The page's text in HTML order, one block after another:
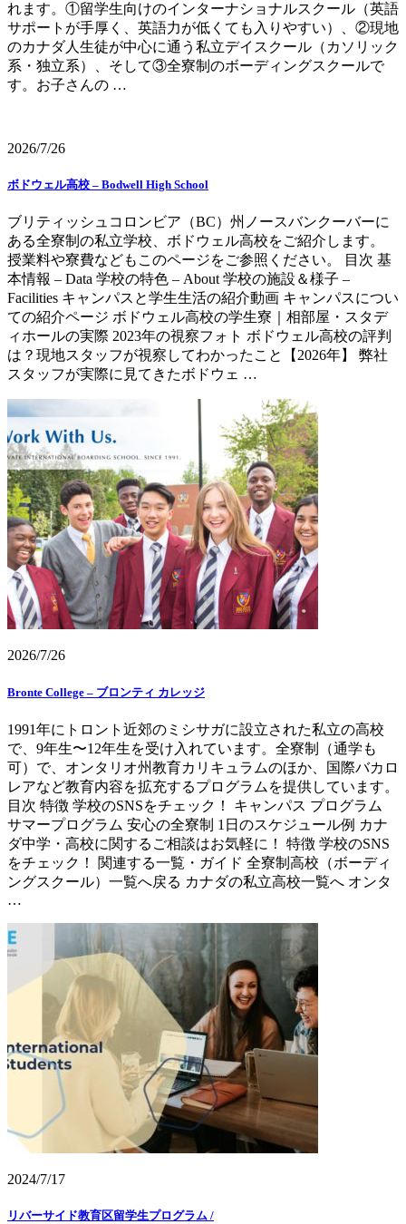
れます。①留学生向けのインターナショナルスクール（英語
サポートが手厚く、英語力が低くても入りやすい）、②現地
のカナダ人生徒が中心に通う私立デイスクール（カソリック
系・独立系）、そして③全寮制のボーディングスクールで
す。お子さんの …
2026/7/26
ボドウェル高校 – Bodwell High School
ブリティッシュコロンビア（BC）州ノースバンクーバーに
ある全寮制の私立学校、ボドウェル高校をご紹介します。
授業料や寮費などもこのページをご参照ください。 目次 基
本情報 – Data 学校の特色 – About 学校の施設＆様子 –
Facilities キャンパスと学生生活の紹介動画 キャンパスについ
ての紹介ページ ボドウェル高校の学生寮｜相部屋・スタデ
ィホールの実際 2023年の視察フォト ボドウェル高校の評判
は？現地スタッフが視察してわかったこと【2026年】 弊社
スタッフが実際に見てきたボドウェ …
2026/7/26
Bronte College – ブロンティ カレッジ
1991年にトロント近郊のミシサガに設立された私立の高校
で、9年生〜12年生を受け入れています。全寮制（通学も
可）で、オンタリオ州教育カリキュラムのほか、国際バカロ
レアなど教育内容を拡充するプログラムを提供しています。
目次 特徴 学校のSNSをチェック！ キャンパス プログラム
サマープログラム 安心の全寮制 1日のスケジュール例 カナ
ダ中学・高校に関するご相談はお気軽に！ 特徴 学校のSNS
をチェック！ 関連する一覧・ガイド 全寮制高校（ボーディ
ングスクール）一覧へ戻る カナダの私立高校一覧へ オンタ
…
2024/7/17
リバーサイド教育区留学生プログラム /